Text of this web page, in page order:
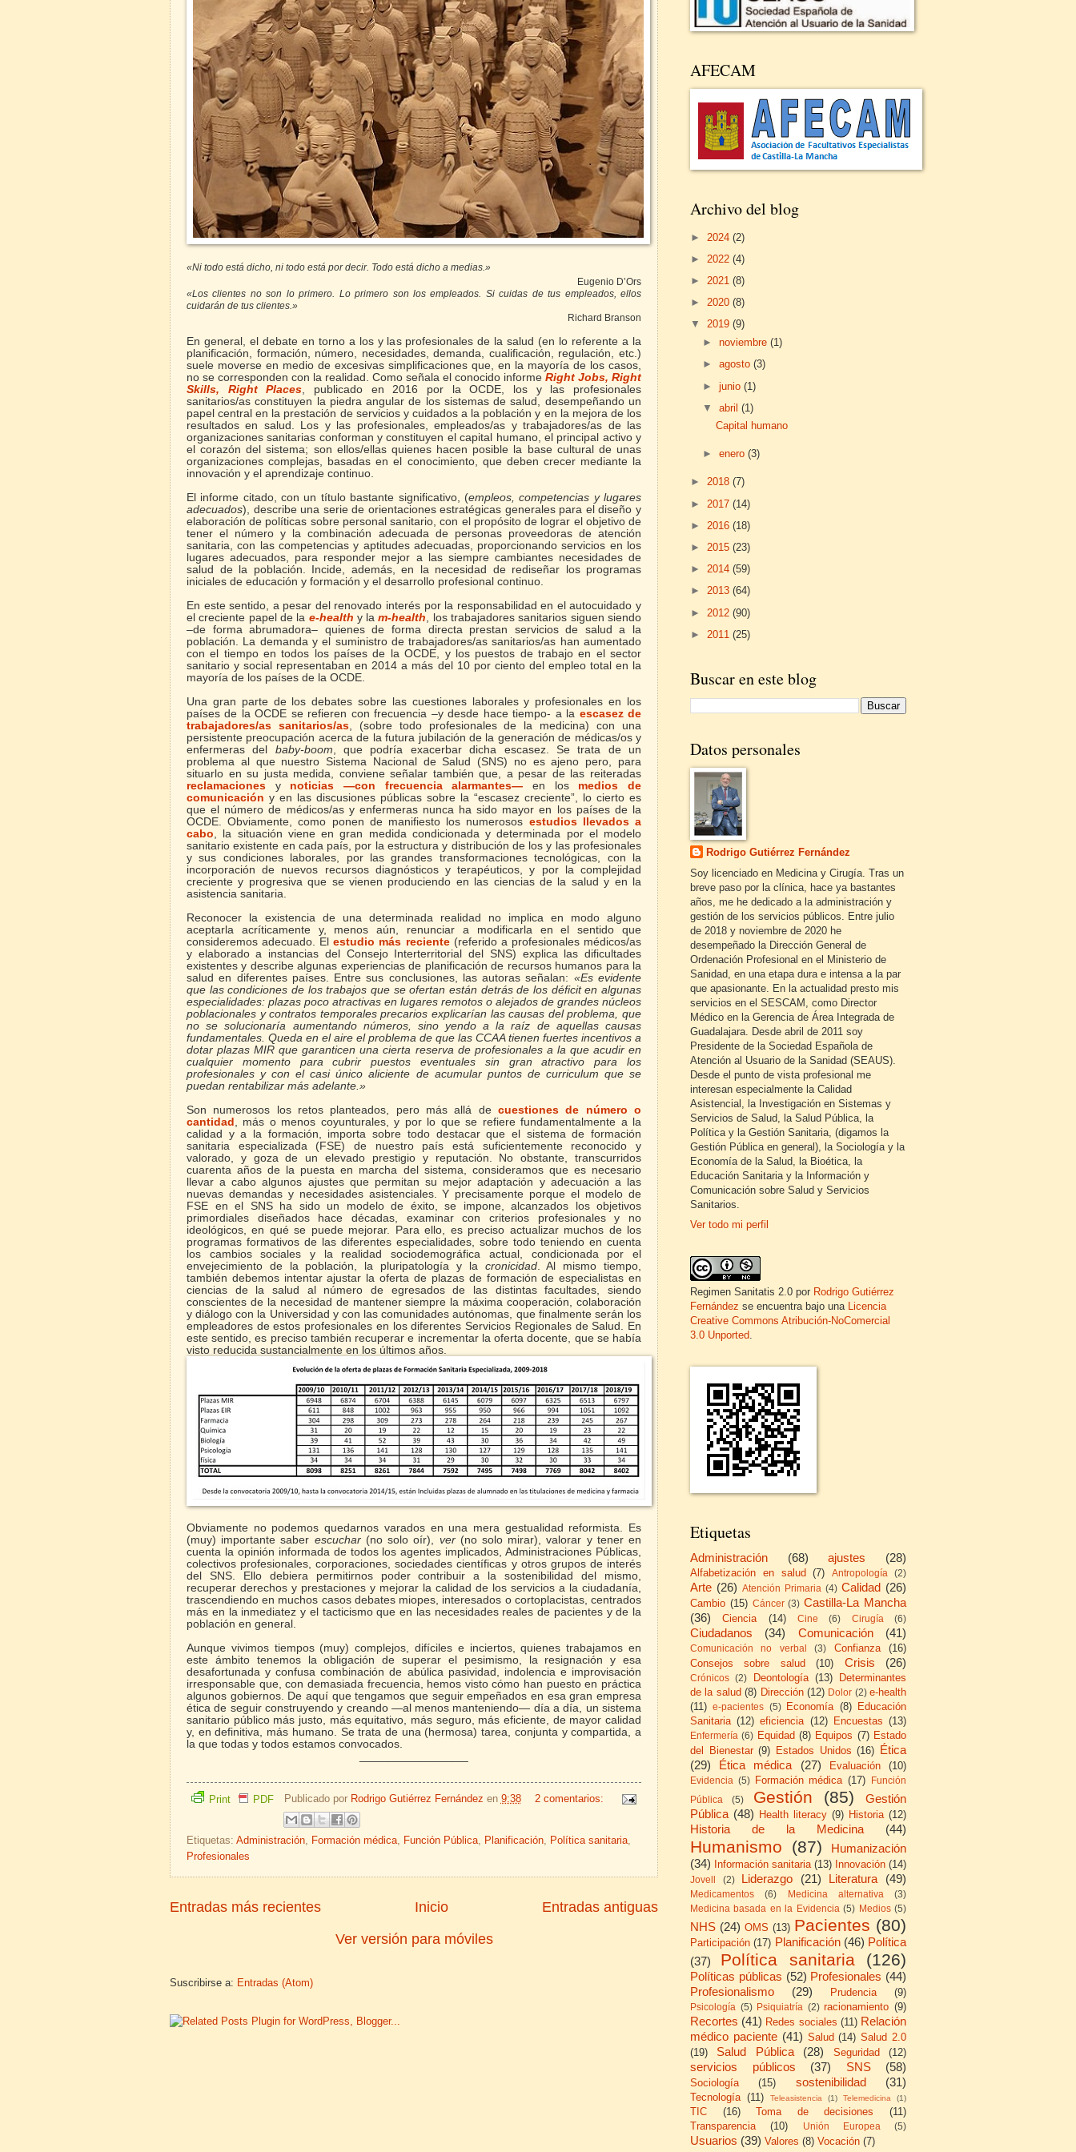
«Ni todo está dicho, ni todo está por decir. Todo está dicho a medias.»
Eugenio D’Ors
«Los clientes no son lo primero. Lo primero son los empleados. Si cuidas de tus empleados, ellos
cuidarán de tus clientes.»
Richard Branson
En general, el debate en torno a los y las profesionales de la salud (en lo referente a la
planificación, formación, número, necesidades, demanda, cualificación, regulación, etc.)
suele moverse en medio de excesivas simplificaciones que, en la mayoría de los casos,
no se corresponden con la realidad. Como señala el conocido informe Right Jobs, Right
Skills, Right Places, publicado en 2016 por la OCDE, los y las profesionales
sanitarios/as constituyen la piedra angular de los sistemas de salud, desempeñando un
papel central en la prestación de servicios y cuidados a la población y en la mejora de los
resultados en salud. Los y las profesionales, empleados/as y trabajadores/as de las
organizaciones sanitarias conforman y constituyen el capital humano, el principal activo y
el corazón del sistema; son ellos/ellas quienes hacen posible la base cultural de unas
organizaciones complejas, basadas en el conocimiento, que deben crecer mediante la
innovación y el aprendizaje continuo.
El informe citado, con un título bastante significativo, (empleos, competencias y lugares
adecuados), describe una serie de orientaciones estratégicas generales para el diseño y
elaboración de políticas sobre personal sanitario, con el propósito de lograr el objetivo de
tener el número y la combinación adecuada de personas proveedoras de atención
sanitaria, con las competencias y aptitudes adecuadas, proporcionando servicios en los
lugares adecuados, para responder mejor a las siempre cambiantes necesidades de
salud de la población. Incide, además, en la necesidad de rediseñar los programas
iniciales de educación y formación y el desarrollo profesional continuo.
En este sentido, a pesar del renovado interés por la responsabilidad en el autocuidado y
el creciente papel de la e-health y lam-health, los trabajadores sanitarios siguen siendo
–de forma abrumadora– quienes de forma directa prestan servicios de salud a la
población. La demanda y el suministro de trabajadores/as sanitarios/as han aumentado
con el tiempo en todos los países de la OCDE, y los puestos de trabajo en el sector
sanitario y social representaban en 2014 a más del 10 por ciento del empleo total en la
mayoría de los países de la OCDE.
Una gran parte de los debates sobre las cuestiones laborales y profesionales en los
países de la OCDE se refieren con frecuencia –y desde hace tiempo- a la escasez de
trabajadores/as sanitarios/as,
(sobre todo profesionales de la medicina) con una
persistente preocupación acerca de la futura jubilación de la generación de médicas/os y
enfermeras del baby-boom, que podría exacerbar dicha escasez. Se trata de un
problema al que nuestro Sistema Nacional de Salud (SNS) no es ajeno pero, para
situarlo en su justa medida, conviene señalar también que, a pesar de las reiteradas
reclamaciones
y noticias —con frecuencia alarmantes— en los medios de
comunicación y en las discusiones públicas sobre la “escasez creciente”, lo cierto es
que el número de médicos/as y enfermeras nunca ha sido mayor en los países de la
OCDE. Obviamente, como ponen de manifiesto los numerosos estudios llevados a
cabo, la situación viene en gran medida condicionada y determinada por el modelo
sanitario existente en cada país, por la estructura y distribución de los y las profesionales
y sus condiciones laborales, por las grandes transformaciones tecnológicas, con la
incorporación de nuevos recursos diagnósticos y terapéuticos, y por la complejidad
creciente y progresiva que se vienen produciendo en las ciencias de la salud y en la
asistencia sanitaria.
Reconocer la existencia de una determinada realidad no implica en modo alguno
aceptarla acríticamente y, menos aún, renunciar a modificarla en el sentido que
consideremos adecuado. Elestudio más reciente(referido a profesionales médicos/as
y elaborado a instancias del Consejo Interterritorial del SNS) explica las dificultades
existentes y describe algunas experiencias de planificación de recursos humanos para la
salud en diferentes países. Entre sus conclusiones, las autoras señalan: «Es evidente
que las condiciones de los trabajos que se ofertan están detrás de los déficit en algunas
especialidades: plazas poco atractivas en lugares remotos o alejados de grandes núcleos
poblacionales y contratos temporales precarios explicarían las causas del problema, que
no se solucionaría aumentando números, sino yendo a la raíz de aquellas causas
fundamentales. Queda en el aire el problema de que las CCAA tienen fuertes incentivos a
dotar plazas MIR que garanticen una cierta reserva de profesionales a la que acudir en
cualquier momento para cubrir puestos eventuales sin gran atractivo para los
profesionales y con el casi único aliciente de acumular puntos de curriculum que se
puedan rentabilizar más adelante.»
Son numerosos los retos planteados, pero más allá de cuestiones de número o
cantidad , más o menos coyunturales, y por lo que se refiere fundamentalmente a la
calidad y a la formación, importa sobre todo destacar que el sistema de formación
sanitaria especializada (FSE) de nuestro país está suficientemente reconocido y
valorado, y goza de un elevado prestigio y reputación. No obstante, transcurridos
cuarenta años de la puesta en marcha del sistema, consideramos que es necesario
llevar a cabo algunos ajustes que permitan su mejor adaptación y adecuación a las
nuevas demandas y necesidades asistenciales. Y precisamente porque el modelo de
FSE en el SNS ha sido un modelo de éxito, se impone, alcanzados los objetivos
primordiales diseñados hace décadas, examinar con criterios profesionales y no
ideológicos, en qué se puede mejorar. Para ello, es preciso actualizar muchos de los
programas formativos de las diferentes especialidades, sobre todo teniendo en cuenta
los cambios sociales y la realidad sociodemográfica actual, condicionada por el
envejecimiento de la población, la pluripatología y la cronicidad. Al mismo tiempo,
también debemos intentar ajustar la oferta de plazas de formación de especialistas en
ciencias de la salud al número de egresados de las distintas facultades, siendo
conscientes de la necesidad de mantener siempre la máxima cooperación, colaboración
y diálogo con la Universidad y con las comunidades autónomas, que finalmente serán los
empleadores de estos profesionales en los diferentes Servicios Regionales de Salud. En
este sentido, es preciso también recuperar e incrementar la oferta docente, que se había
visto reducida sustancialmente en los últimos años.
Obviamente no podemos quedarnos varados en una mera gestualidad reformista. Es
(muy) importante saber escuchar (no solo oír), ver(no solo mirar), valorar y tener en
cuenta la opinión informada de todos los agentes implicados, Administraciones Públicas,
colectivos profesionales, corporaciones, sociedades científicas y otros grupos de interés
del SNS. Ello debiera permitirnos poder contribuir a la sostenibilidad del mismo,
recuperar derechos y prestaciones y mejorar la calidad de los servicios a la ciudadanía,
trascendiendo en muchos casos debates miopes, interesados o cortoplacistas, centrados
más en la inmediatez y el tacticismo que en las necesidades reales de pacientes y de la
población en general.
Aunque vivimos tiempos (muy) complejos, difíciles e inciertos, quienes trabajamos en
este ámbito tenemos la obligación de superar el pesimismo, la resignación y esa
desafortunada y confusa combinación de abúlica pasividad, indolencia e improvisación
irresponsable que, con demasiada frecuencia, hemos visto cómo han puesto en práctica
algunos gobiernos. De aquí que tengamos que seguir empeñados en esa gran empresa
ética de seguir construyendo y creando —al menos manteniendo— día a día, un sistema
sanitario público más justo, más equitativo, más seguro, más eficiente, de mayor calidad
y, en definitiva, más humano. Se trata de una (hermosa) tarea, conjunta y compartida, a
la que todas y todos estamos convocados.
Print PDF Publicado por Rodrigo Gutiérrez Fernández en 9:38 2 comentarios:
Etiquetas: Administración, Formación médica, Función Pública, Planificación, Política sanitaria,
Profesionales
Entradas más recientes Entradas antiguas
Inicio
Ver versión para móviles
Suscribirse a: Entradas (Atom)
AFECAM
Archivo del blog
► 2024 (2)
► 2022 (4)
► 2021 (8)
► 2020 (8)
▼ 2019 (9)
►noviembre(1)
►agosto(3)
►junio(1)
▼abril(1)
Capital humano
►enero(3)
► 2018 (7)
► 2017 (14)
► 2016 (18)
► 2015 (23)
► 2014 (59)
► 2013 (64)
► 2012 (90)
► 2011 (25)
Buscar en este blog
Datos personales
Rodrigo Gutiérrez Fernández
Soy licenciado en Medicina y Cirugía. Tras un
breve paso por la clínica, hace ya bastantes
años, me he dedicado a la administración y
gestión de los servicios públicos. Entre julio
de 2018 y noviembre de 2020 he
desempeñado la Dirección General de
Ordenación Profesional en el Ministerio de
Sanidad, en una etapa dura e intensa a la par
que apasionante. En la actualidad presto mis
servicios en el SESCAM, como Director
Médico en la Gerencia de Área Integrada de
Guadalajara. Desde abril de 2011 soy
Presidente de la Sociedad Española de
Atención al Usuario de la Sanidad (SEAUS).
Desde el punto de vista profesional me
interesan especialmente la Calidad
Asistencial, la Investigación en Sistemas y
Servicios de Salud, la Salud Pública, la
Política y la Gestión Sanitaria, (digamos la
Gestión Pública en general), la Sociología y la
Economía de la Salud, la Bioética, la
Educación Sanitaria y la Información y
Comunicación sobre Salud y Servicios
Sanitarios.
Ver todo mi perfil
Regimen Sanitatis 2.0 por Rodrigo Gutiérrez
Fernández se encuentra bajo una Licencia
Creative Commons Atribución-NoComercial
3.0 Unported
Etiquetas
Administración (68) ajustes (28)
Alfabetización en salud (7) Antropología (2)
Arte (26) Atención Primaria (4) Calidad (26)
Cambio (15) Cáncer (3) Castilla-La Mancha
(36)
Ciencia (14) Cine (6) Cirugía (6)
Ciudadanos (34) Comunicación (41)
Comunicación no verbal (3) Confianza
(16)
Consejos sobre salud
(10) Crisis (26)
Crónicos (2) Deontología (13)
Determinantes
de la salud (8) Dirección (12) Dolor (2) e-health
(11)
e-pacientes (5) Economía (8) Educación
Sanitaria (12) eficiencia (12) Encuestas (13)
Enfermería (6) Equidad (8) Equipos (7) Estado
del Bienestar (9) Estados Unidos (16) Ética
(29)
Ética médica (27) Evaluación (10)
Evidencia (5) Formación médica (17)
Función
Pública
(5) Gestión (85)
Gestión
Pública (48) Health literacy (9) Historia (12)
Historia de la Medicina (44)
Humanismo (87)
Humanización
(34) Información sanitaria (13) Innovación (14)
Jovell (2) Liderazgo (21) Literatura (49)
Medicamentos (6) Medicina alternativa
(3)
Medicina basada en la Evidencia (5) Medios (5)
NHS (24) OMS (13) Pacientes (80)
Participación (17) Planificación (46) Política
(37)
Política sanitaria (126)
Políticas públicas (52) Profesionales (44)
Profesionalismo
(29) Prudencia (9)
Psicología (5) Psiquiatría (2) racionamiento (9)
Recortes (41) Redes sociales (11) Relación
médico paciente (41) Salud (14) Salud 2.0
(19)
Salud Pública (28) Seguridad (12)
servicios públicos (37) SNS (58)
Sociología (15) sostenibilidad (31)
Tecnología (11) Teleasistencia (1) Telemedicina (1)
TIC (16) Toma de decisiones
(11)
Transparencia
(10) Unión Europea (5)
Usuarios (39) Valores (8) Vocación (7)